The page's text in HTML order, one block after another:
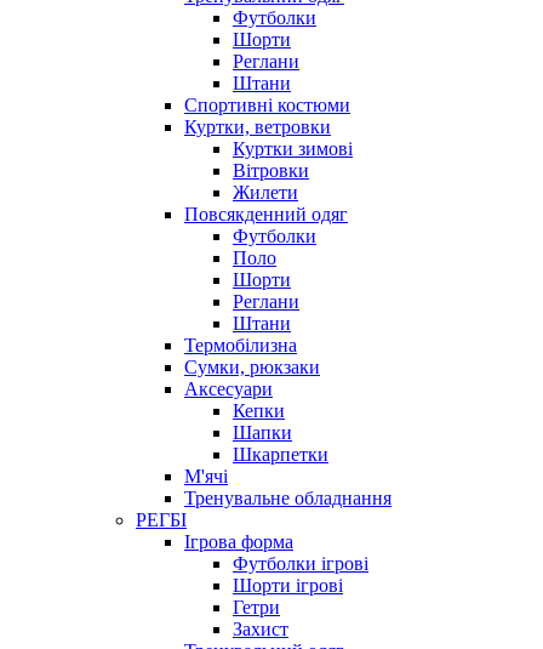
Футболки
Шорти
Реглани
Штани
Спортивні костюми
Куртки, ветровки
Куртки зимові
Вітровки
Жилети
Повсякденний одяг
Футболки
Поло
Шорти
Реглани
Штани
Термобілизна
Сумки, рюкзаки
Аксесуари
Кепки
Шапки
Шкарпетки
М'ячі
Тренувальне обладнання
РЕГБІ
Ігрова форма
Футболки ігрові
Шорти ігрові
Гетри
Захист